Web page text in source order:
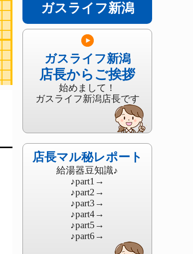
ガスライフ新潟
ガスライフ新潟
店長からご挨拶
始めまして！
ガスライフ新潟店長です
店長マル秘レポート
給湯器豆知識♪
♪part1 →
♪part2→
♪part3→
♪part4→
♪part5→
♪part6→